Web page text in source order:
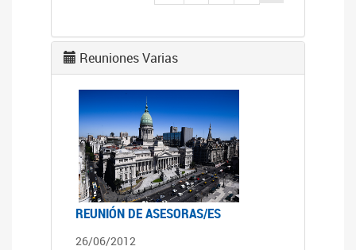
Reuniones Varias
REUNIÓN DE ASESORAS/ES
26/06/2012